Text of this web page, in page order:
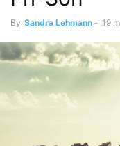
By Sandra Lehmann - 19